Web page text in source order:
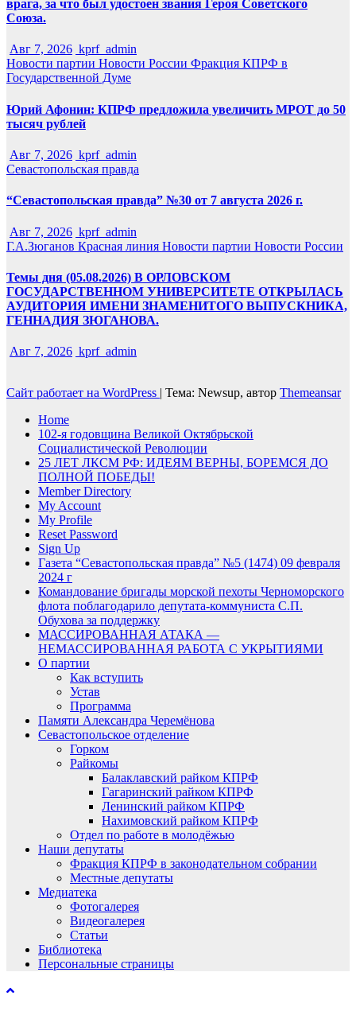
врага, за что был удостоен звания Героя Советского
Союза.
Авг 7, 2026 kprf_admin
Новости партии Новости России Фракция КПРФ в
Государственной Думе
Юрий Афонин: КПРФ предложила увеличить МРОТ до 50
тысяч рублей
Авг 7, 2026 kprf_admin
Севастопольская правда
“Севастопольская правда” №30 от 7 августа 2026 г.
Авг 7, 2026 kprf_admin
Г.А.Зюганов Красная линия Новости партии Новости России
Темы дня (05.08.2026) В ОРЛОВСКОМ
ГОСУДАРСТВЕННОМ УНИВЕРСИТЕТЕ ОТКРЫЛАСЬ
АУДИТОРИЯ ИМЕНИ ЗНАМЕНИТОГО ВЫПУСКНИКА,
ГЕННАДИЯ ЗЮГАНОВА.
Авг 7, 2026 kprf_admin
Сайт работает на WordPress | Тема: Newsup, автор Themeansar
Home
102-я годовщина Великой Октябрьской
Социалистической Революции
25 ЛЕТ ЛКСМ РФ: ИДЕЯМ ВЕРНЫ, БОРЕМСЯ ДО
ПОЛНОЙ ПОБЕДЫ!
Member Directory
My Account
My Profile
Reset Password
Sign Up
Газета “Севастопольская правда” №5 (1474) 09 февраля
2024 г
Командование бригады морской пехоты Черноморского
флота поблагодарило депутата-коммуниста С.П.
Обухова за поддержку
МАССИРОВАННАЯ АТАКА —
НЕМАССИРОВАННАЯ РАБОТА С УКРЫТИЯМИ
О партии
Как вступить
Устав
Программа
Памяти Александра Черемёнова
Севастопольское отделение
Горком
Райкомы
Балаклавский райком КПРФ
Гагаринский райком КПРФ
Ленинский райком КПРФ
Нахимовский райком КПРФ
Отдел по работе в молодёжью
Наши депутаты
Фракция КПРФ в законодательном собрании
Местные депутаты
Медиатека
Фотогалерея
Видеогалерея
Статьи
Библиотека
Персональные страницы